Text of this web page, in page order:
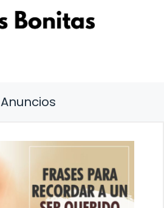
Anuncios